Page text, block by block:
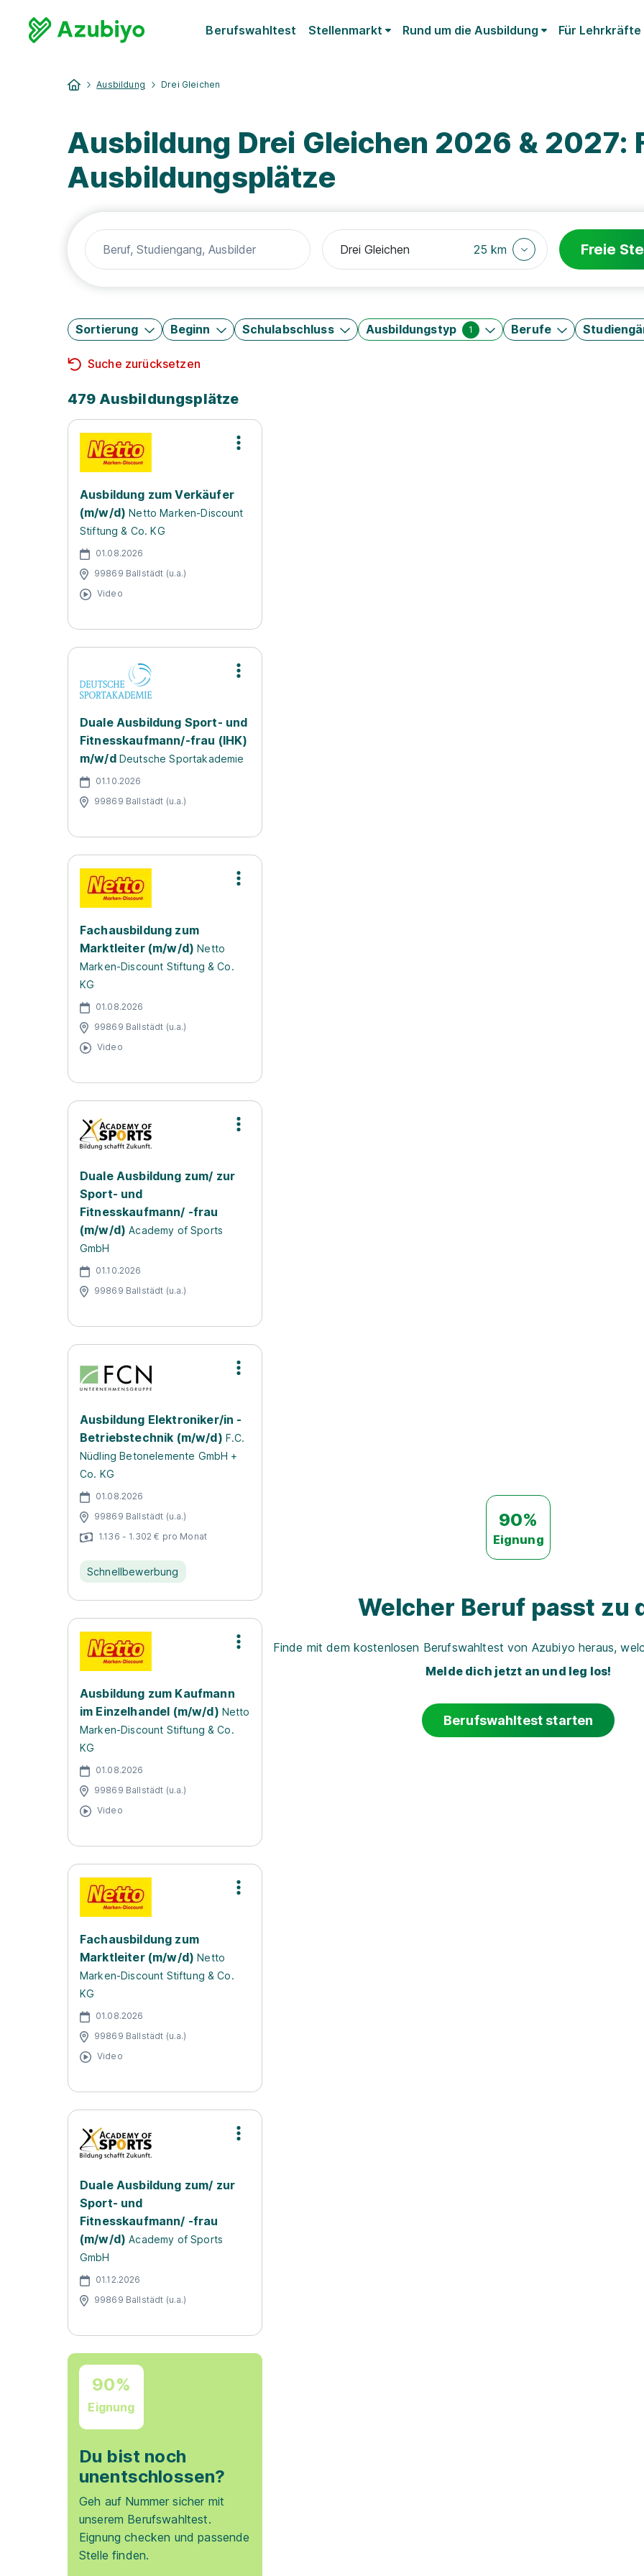
Berufswahltest Stellenmarkt Rund um die Ausbildung Für Lehrkräfte
Ausbildung Drei Gleichen
Ausbildung Drei Gleichen 2026 & 2027:
Ausbildungsplätze
25 km Freie
Sortierung Beginn Schulabschluss Ausbildungstyp 1 Berufe
Suche zurücksetzen
479 Ausbildungsplätze
Ausbildung zum Verkäufer
(m/w/d) Netto Marken-Discount
Stiftung & Co. KG
01.08.2026
99869 Ballstädt (u.a.)
Video
Duale Ausbildung Sport- und
Fitnesskaufmann/-frau (IHK)
m/w/d Deutsche Sportakademie
01.10.2026
99869 Ballstädt (u.a.)
Fachausbildung zum
Marktleiter (m/w/d) Netto
Marken-Discount Stiftung & Co.
KG
01.08.2026
99869 Ballstädt (u.a.)
Video
Duale Ausbildung zum/ zur
Sport- und
Fitnesskaufmann/ -frau
(m/w/d) Academy of Sports
GmbH
01.10.2026
99869 Ballstädt (u.a.)
Ausbildung Elektroniker/in -
Betriebstechnik (m/w/d) F.C.
Nüdling Betonelemente GmbH +
Co. KG
01.08.2026
99869 Ballstädt (u.a.)
1.136 - 1.302 € pro Monat
Schnellbewerbung
Ausbildung zum Kaufmann
im Einzelhandel (m/w/d) Netto
Marken-Discount Stiftung & Co.
KG
01.08.2026
99869 Ballstädt (u.a.)
Video
Fachausbildung zum
Marktleiter (m/w/d) Netto
Marken-Discount Stiftung & Co.
KG
01.08.2026
99869 Ballstädt (u.a.)
Video
Duale Ausbildung zum/ zur
Sport- und
Fitnesskaufmann/ -frau
(m/w/d) Academy of Sports
GmbH
01.12.2026
99869 Ballstädt (u.a.)
90%
Eignung
Du bist noch
unentschlossen?
Geh auf Nummer sicher mit
unserem Berufswahltest.
Eignung checken und passende
Stelle finden.
90%
Eignung
Welcher Beruf passt zu
Finde mit dem kostenlosen Berufswahltest von Azubiyo heraus,
Melde dich jetzt an und leg los!
Berufswahltest starten